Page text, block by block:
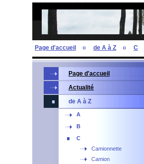
Page d'accueil de A à Z C
Page d'accueil
Actualité
de A à Z
A
B
C
Camionnette
Camion